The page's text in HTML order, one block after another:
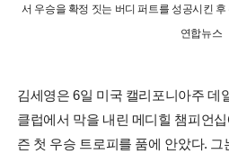
서 우승을 확정 짓는 버디 퍼트를 성공시킨
연합뉴스
김세영은 6일 미국 캘리포니아주 데
클럽에서 막을 내린 메디힐 챔피언
즌 첫 우승 트로피를 품에 안았다.